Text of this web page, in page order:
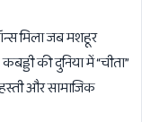
मिला जब मशहूर
की दुनिया में “चीता”
और सामाजिक